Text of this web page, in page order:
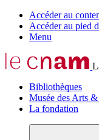
Accéder au
Accéder au pied
Menu
Bibliothèques
Musée des Arts
La fondation